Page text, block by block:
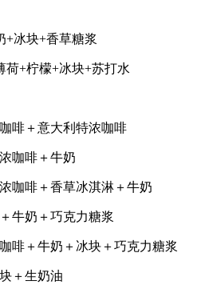
+冰块+香草糖浆
荷+柠檬+冰块+苏打水
啡＋意大利特浓咖啡
咖啡＋牛奶
咖啡＋香草冰淇淋＋牛奶
牛奶＋巧克力糖浆
啡＋牛奶＋冰块＋巧克力糖浆
＋生奶油